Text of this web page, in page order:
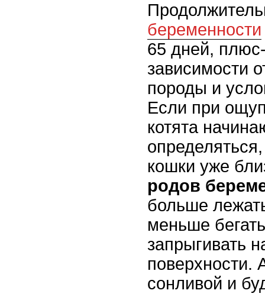
беременности
65 дней,
зависимости
породы и
Если при
котята
кошки уже
родов
больше
меньше
запрыгивать
поверхности.
сонливой и